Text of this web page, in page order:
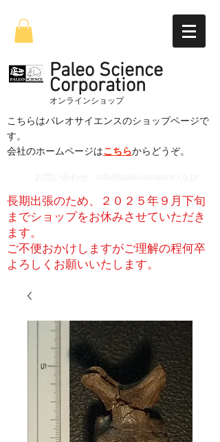
Paleo Science
Corporation
​オンラインショップ
こちらはパレオサイエンスのショップページで
す。
​会社のホームページはこちらからどうぞ。
長期出張のため、２０２５年９月下旬
までショップをお休みさせていただき
ます。
​ご不便おかけしますがご理解の程何卒
よろしくお願いいたします。